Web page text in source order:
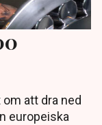
att dra ned
europeiska